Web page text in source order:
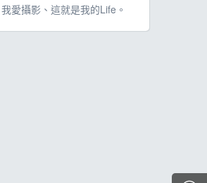
愛攝影、這就是我的Life。